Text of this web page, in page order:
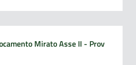
Mirato Asse II - Prov